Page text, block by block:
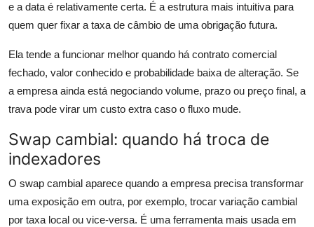
e a data é relativamente certa. É a estrutura mais intuitiva para
quem quer fixar a taxa de câmbio de uma obrigação futura.
Ela tende a funcionar melhor quando há contrato comercial
fechado, valor conhecido e probabilidade baixa de alteração. Se
a empresa ainda está negociando volume, prazo ou preço final, a
trava pode virar um custo extra caso o fluxo mude.
Swap cambial: quando há troca de
indexadores
O swap cambial aparece quando a empresa precisa transformar
uma exposição em outra, por exemplo, trocar variação cambial
por taxa local ou vice-versa. É uma ferramenta mais usada em